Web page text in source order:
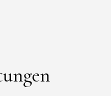
* Die Kette